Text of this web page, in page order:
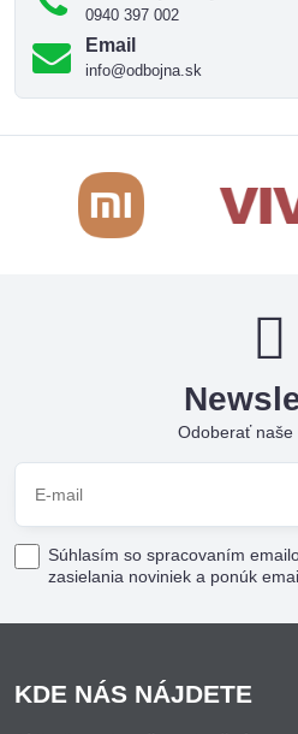
0940 397 002
Email
info@odbojna.sk
Odoberať naše
Súhlasím so spracovaním
zasielania noviniek a ponúk
KDE NÁS NÁJDETE